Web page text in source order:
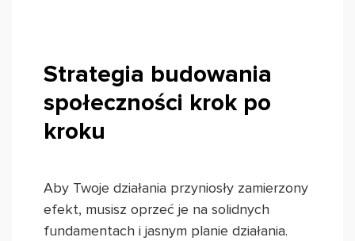
Strategia budowania
społeczności krok po
kroku
Aby Twoje działania przyniosły zamierzony
efekt, musisz oprzeć je na solidnych
fundamentach i jasnym planie działania.